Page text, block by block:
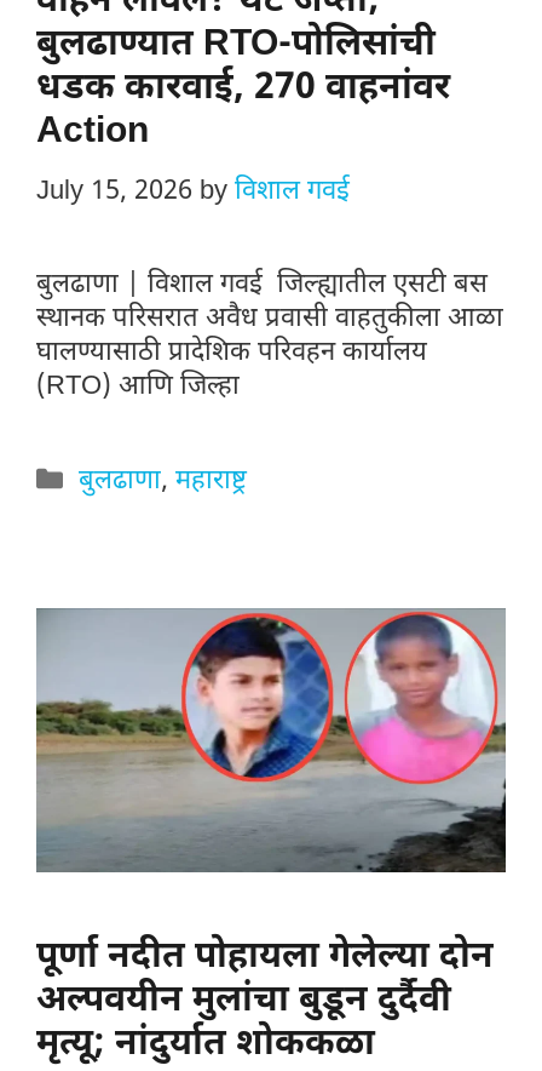
बुलढाण्यात RTO-पोलिसांची
धडक कारवाई, 270 वाहनांवर
Action
July 15, 2026 by विशाल गवई
बुलढाणा | विशाल गवई जिल्ह्यातील एसटी बस
स्थानक परिसरात अवैध प्रवासी वाहतुकीला आळा
घालण्यासाठी प्रादेशिक परिवहन कार्यालय
(RTO) आणि जिल्हा
Categories
बुलढाणा,महाराष्ट्र
पूर्णा नदीत पोहायला गेलेल्या दोन
अल्पवयीन मुलांचा बुडून दुर्दैवी
मृत्यू; नांदुर्यात शोककळा